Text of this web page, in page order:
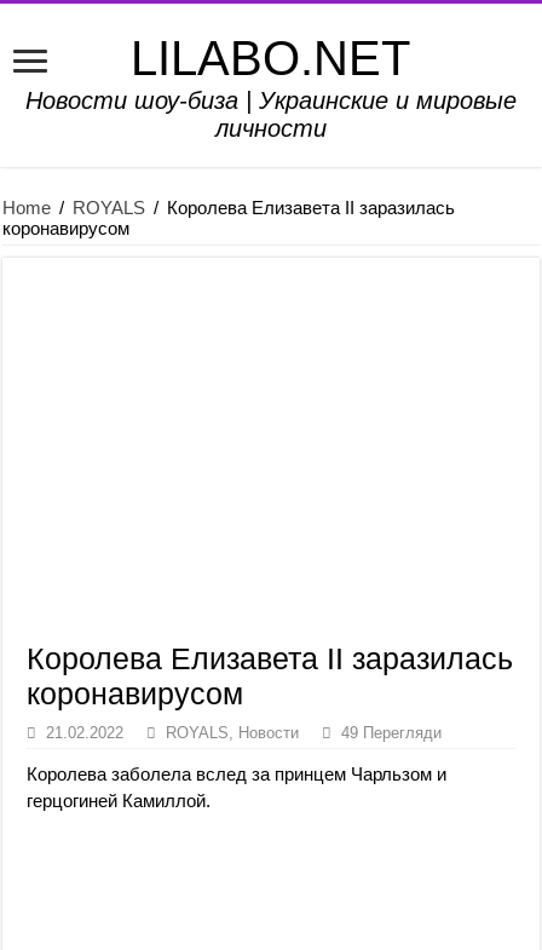
LILABO.NET
Новости шоу-биза | Украинские и мировые
личности
Home / ROYALS / Королева Елизавета II заразилась
коронавирусом
Королева Елизавета II заразилась
коронавирусом
21.02.2022 ROYALS Новости 49 Перегляди
Королева заболела вслед за принцем Чарльзом и
герцогиней Камиллой.